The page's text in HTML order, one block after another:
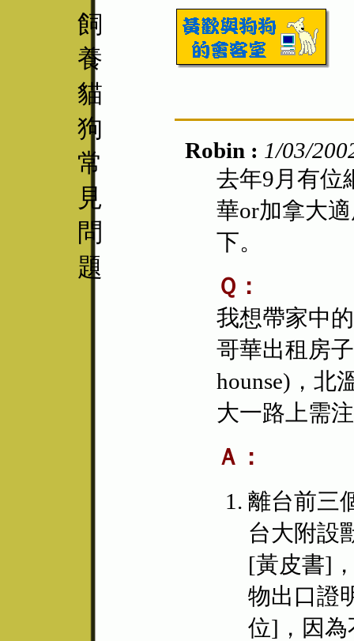
飼
養
貓
狗
常
見
問
題
Robin : 1/03/
去年9月有位
華or加拿大
下。
Ｑ：
我想帶家中
哥華出租房
hounse)，北
大一路上需
Ａ：
離台前三
台大附設
[黃皮書]
物出口證
位]，因為